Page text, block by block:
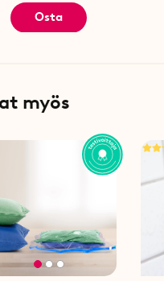
Osta
myös